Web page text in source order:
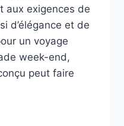
aux exigences de
d’élégance et de
un voyage
week-end,
peut faire